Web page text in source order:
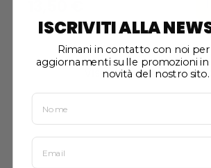
Visualizzati 1-1 su 1
ISCRIVITI ALLA
Rimani in contatto con noi
aggiornamenti sulle promozioni in
novità del nostro sito.